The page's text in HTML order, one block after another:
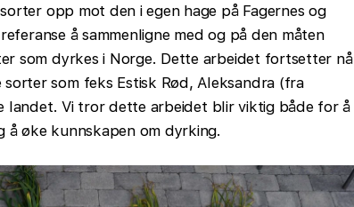
opp mot den i egen hage på Fagernes og
å sammenligne med og på den måten
som dyrkes i Norge. Dette arbeidet fortsetter nå
som feks Estisk Rød, Aleksandra (fra
landet. Vi tror dette arbeidet blir viktig både for å
øke kunnskapen om dyrking.